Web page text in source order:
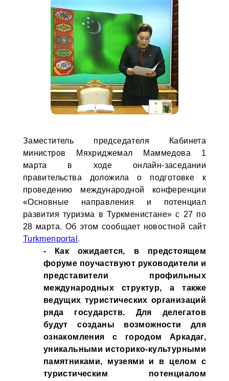
Заместитель председателя Кабинета
министров Мяхриджемал Маммедова 1
марта в ходе онлайн-заседании
правительства доложила о подготовке к
проведению международной конференции
«Основные направления и потенциал
развития туризма в Туркменистане» с 27 по
28 марта. Об этом сообщает новостной сайт
Turkmenportal .
- Как ожидается, в предстоящем
форуме поучаствуют руководители и
представители профильных
международных структур, а также
ведущих туристических организаций
ряда государств. Для делегатов
будут созданы возможности для
ознакомления с городом Аркадаг,
уникальными историко-культурными
памятниками, музеями и в целом с
туристическим потенциалом